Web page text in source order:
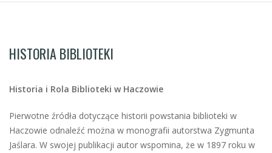
HISTORIA BIBLIOTEKI
Historia i Rola Biblioteki w Haczowie
Pierwotne źródła dotyczące historii powstania biblioteki w
Haczowie odnaleźć można w monografii autorstwa Zygmunta
Jaślara. W swojej publikacji autor wspomina, że w 1897 roku w